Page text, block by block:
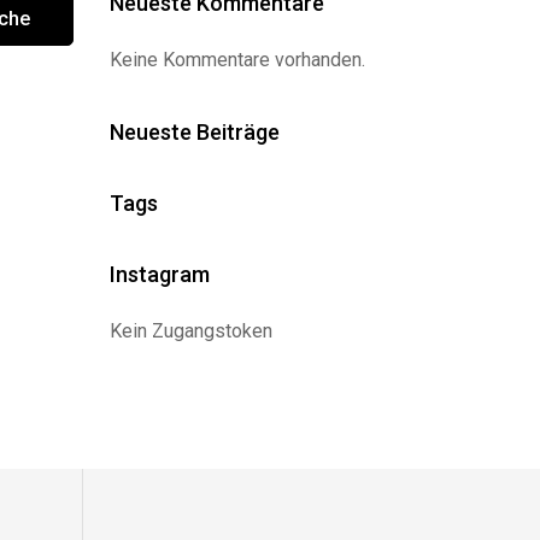
Keine Kommentare vorhanden.
Neueste Beiträge
Tags
Instagram
Kein Zugangstoken